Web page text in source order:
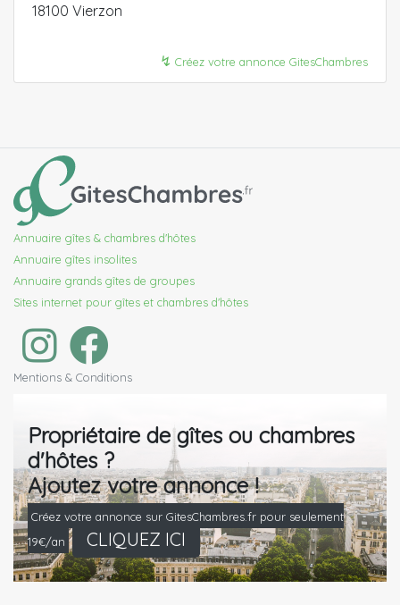
18100 Vierzon
↯ Créez votre annonce GitesChambres
Annuaire gîtes & chambres d'hôtes
Annuaire gîtes insolites
Annuaire grands gîtes de groupes
Sites internet pour gîtes et chambres d'hôtes
Mentions & Conditions
Propriétaire de gîtes ou chambres
d'hôtes ?
Ajoutez votre annonce !
Créez votre annonce sur GitesChambres.fr pour seulement
19€/an
CLIQUEZ ICI